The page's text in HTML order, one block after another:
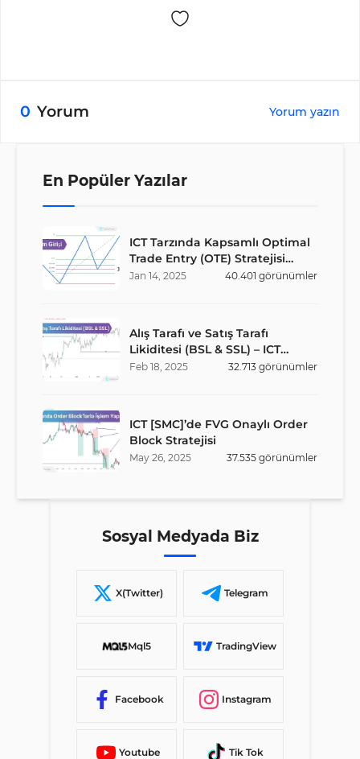
0 Yorum Yorum yazın
En Popüler Yazılar
ICT Tarzında Kapsamlı Optimal
Trade Entry (OTE) Stratejisi
Rehberi
Jan 14, 2025 40.401 görünümler
Alış Tarafı ve Satış Tarafı
Likiditesi (BSL & SSL) – ICT
Stratejisi
Feb 18, 2025 32.713 görünümler
ICT [SMC]’de FVG Onaylı Order
Block Stratejisi
May 26, 2025 37.535 görünümler
Sosyal Medyada Biz
X(Twitter) Telegram
Mql5 TradingView
Facebook Instagram
Youtube Tik Tok